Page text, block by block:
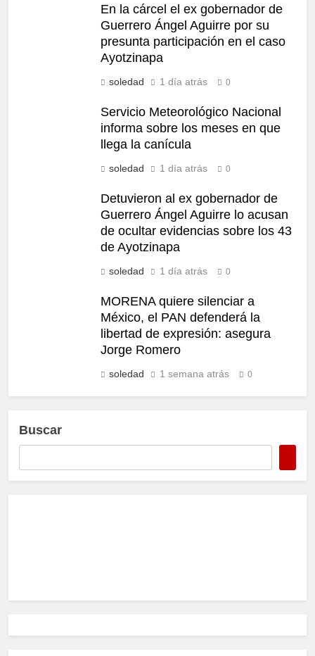
En la cárcel el ex gobernador de
Guerrero Ángel Aguirre por su
presunta participación en el caso
Ayotzinapa
soledad 1 día atrás 0
Servicio Meteorológico Nacional
informa sobre los meses en que
llega la canícula
soledad 1 día atrás 0
Detuvieron al ex gobernador de
Guerrero Ángel Aguirre lo acusan
de ocultar evidencias sobre los 43
de Ayotzinapa
soledad 1 día atrás 0
MORENA quiere silenciar a
México, el PAN defenderá la
libertad de expresión: asegura
Jorge Romero
soledad 1 semana atrás 0
Buscar